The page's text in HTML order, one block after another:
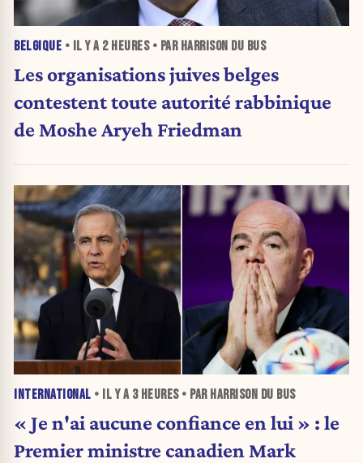
BELGIQUE • IL Y A 2 HEURES• PAR HARRISON DU BUS
Les organisations juives belges
contestent toute autorité rabbinique
de Moshe Aryeh Friedman
INTERNATIONAL • IL Y A 3 HEURES• PAR HARRISON DU BUS
« Je n'ai aucune confiance en lui » : le
Premier ministre canadien Mark